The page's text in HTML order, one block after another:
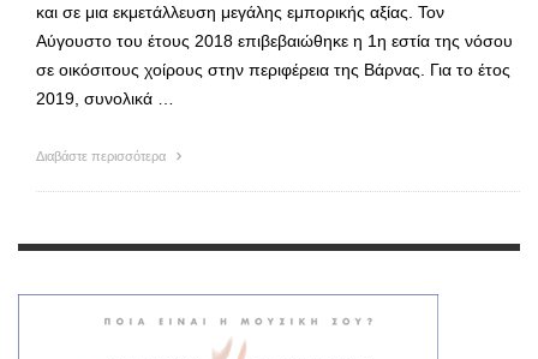
και σε μια εκμετάλλευση μεγάλης εμπορικής αξίας. Τον
Αύγουστο του έτους 2018 επιβεβαιώθηκε η 1η εστία της νόσου
σε οικόσιτους χοίρους στην περιφέρεια της Βάρνας. Για το έτος
2019, συνολικά …
Διαβάστε περισσότερα